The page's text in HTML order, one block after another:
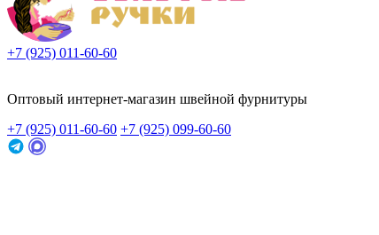
+7 (925) 011-60-60
Оптовый интернет-магазин швейной фурнитуры
+7 (925) 011-60-60 +7 (925) 099-60-60